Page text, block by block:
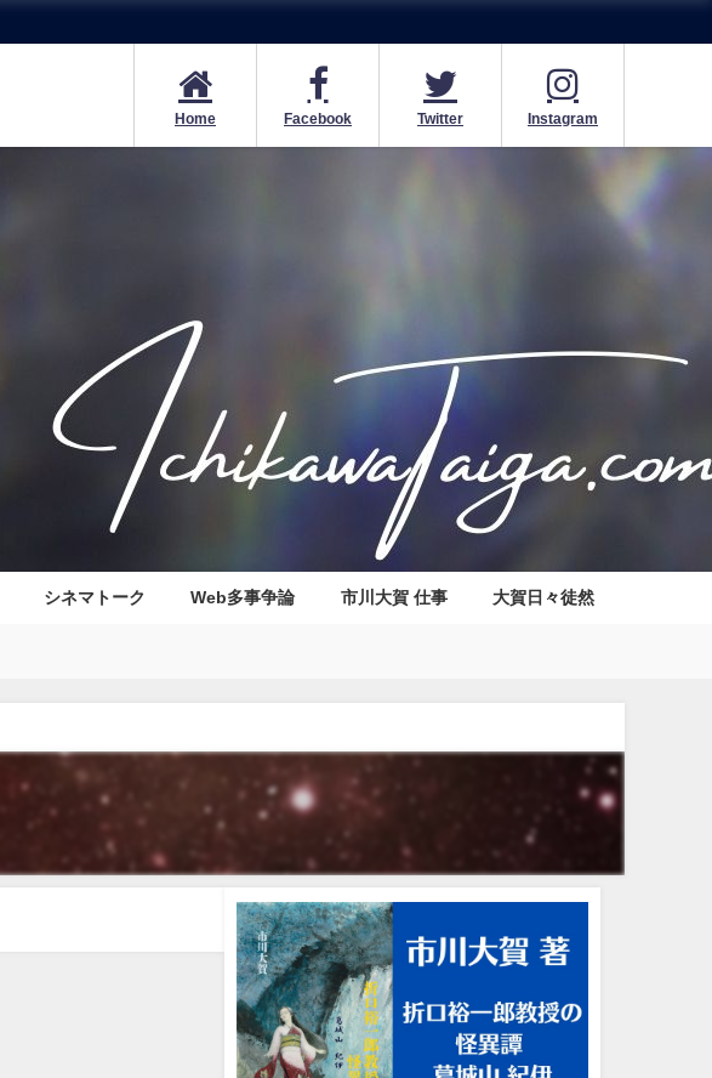
Home Facebook Twitter Instagram
シネマトーク Web多事争論 市川大賀 仕事 大賀日々徒然